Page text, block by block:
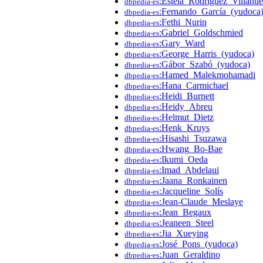
dbpedia-es:Fernando_García_(yudoca)
dbpedia-es:Fethi_Nurin
dbpedia-es:Gabriel_Goldschmied
dbpedia-es:Gary_Ward
dbpedia-es:George_Harris_(yudoca)
dbpedia-es:Gábor_Szabó_(yudoca)
dbpedia-es:Hamed_Malekmohamadi
dbpedia-es:Hana_Carmichael
dbpedia-es:Heidi_Burnett
dbpedia-es:Heidy_Abreu
dbpedia-es:Helmut_Dietz
dbpedia-es:Henk_Kruys
dbpedia-es:Hisashi_Tsuzawa
dbpedia-es:Hwang_Bo-Bae
dbpedia-es:Ikumi_Oeda
dbpedia-es:Imad_Abdelaui
dbpedia-es:Jaana_Ronkainen
dbpedia-es:Jacqueline_Solís
dbpedia-es:Jean-Claude_Meslaye
dbpedia-es:Jean_Begaux
dbpedia-es:Jeaneen_Steel
dbpedia-es:Jia_Xueying
dbpedia-es:José_Pons_(yudoca)
dbpedia-es:Juan_Geraldino